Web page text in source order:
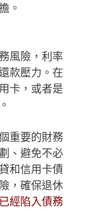
。
風險，利率
款壓力。在
卡，或者是
重要的財務
、避免不必
和信用卡債
，確保退休
經陷入債務